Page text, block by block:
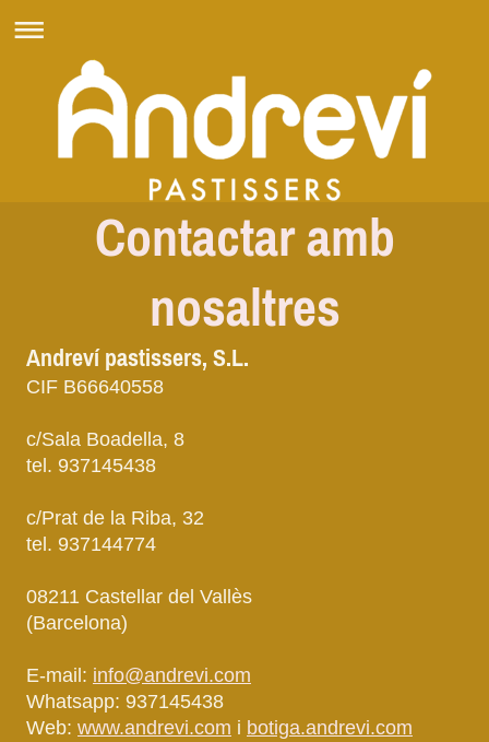
Contactar amb
nosaltres
Andreví pastissers, S.L.
CIF B66640558
c/Sala Boadella, 8
tel. 937145438
c/Prat de la Riba, 32
tel. 937144774
08211 Castellar del Vallès
(Barcelona)
E-mail: info@andrevi.com
Whatsapp: 937145438
Web: www.andrevi.com i botiga.andrevi.com